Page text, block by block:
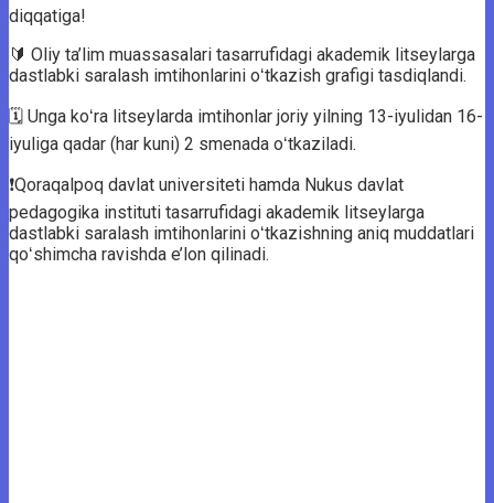
diqqatiga!
🔰 Oliy ta’lim muassasalari tasarrufidagi akademik litseylarga
dastlabki saralash imtihonlarini oʻtkazish grafigi tasdiqlandi.
🗓 Unga koʻra litseylarda imtihonlar joriy yilning 13-iyulidan 16-
iyuliga qadar (har kuni) 2 smenada oʻtkaziladi.
❗️Qoraqalpoq davlat universiteti hamda Nukus davlat
pedagogika instituti tasarrufidagi akademik litseylarga
dastlabki saralash imtihonlarini oʻtkazishning aniq muddatlari
qoʻshimcha ravishda e’lon qilinadi.